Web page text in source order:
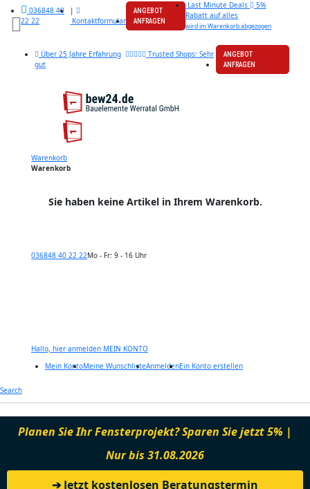
036848 40
22 22
|
Kontaktformular
ANGEBOT
ANFRAGEN
Last Minute Deals
5%
Rabatt auf alles
wird im Warenkorb abgezogen
Über 25 Jahre Erfahrung
Trusted Shops: Sehr
gut
ANGEBOT
ANFRAGEN
Warenkorb
Warenkorb
Sie haben keine Artikel in Ihrem Warenkorb.
036848 40 22 22Mo - Fr: 9 - 16 Uhr
Hallo, hier anmelden MEIN KONTO
Mein KontoMeine WunschlisteAnmeldenEin Konto erstellen
Search
Planen Sie Ihr Fensterprojekt? Sparen Sie jetzt 5% |
Nur bis 31.08.2026
➔ Jetzt kostenlosen Beratungstermin